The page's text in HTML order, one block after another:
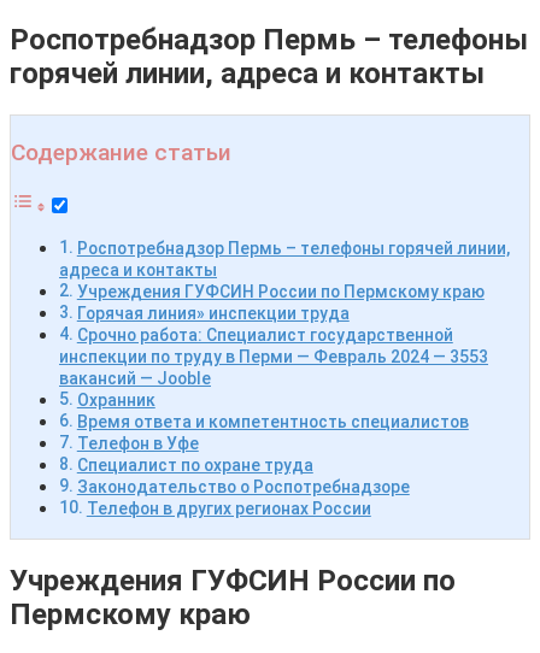
Роспотребнадзор Пермь – телефоны
горячей линии, адреса и контакты
Содержание статьи
Роспотребнадзор Пермь – телефоны горячей линии,
адреса и контакты
Учреждения ГУФСИН России по Пермскому краю
Горячая линия» инспекции труда
Срочно работа: Специалист государственной
инспекции по труду в Перми — Февраль 2024 — 3553
вакансий — Jooble
Охранник
Время ответа и компетентность специалистов
Телефон в Уфе
Специалист по охране труда
Законодательство о Роспотребнадзоре
Телефон в других регионах России
Учреждения ГУФСИН России по
Пермскому краю